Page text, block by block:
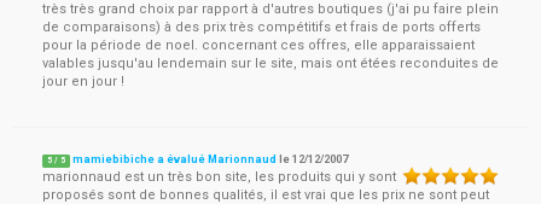
très très grand choix par rapport à d'autres boutiques (j'ai pu faire plein
de comparaisons) à des prix très compétitifs et frais de ports offerts
pour la période de noel. concernant ces offres, elle apparaissaient
valables jusqu'au lendemain sur le site, mais ont étées reconduites de
jour en jour !
5 / 5 mamiebibiche a évalué Marionnaud le12/12/2007
marionnaud est un très bon site, les produits qui y sont
proposés sont de bonnes qualités, il est vrai que les prix ne sont peut